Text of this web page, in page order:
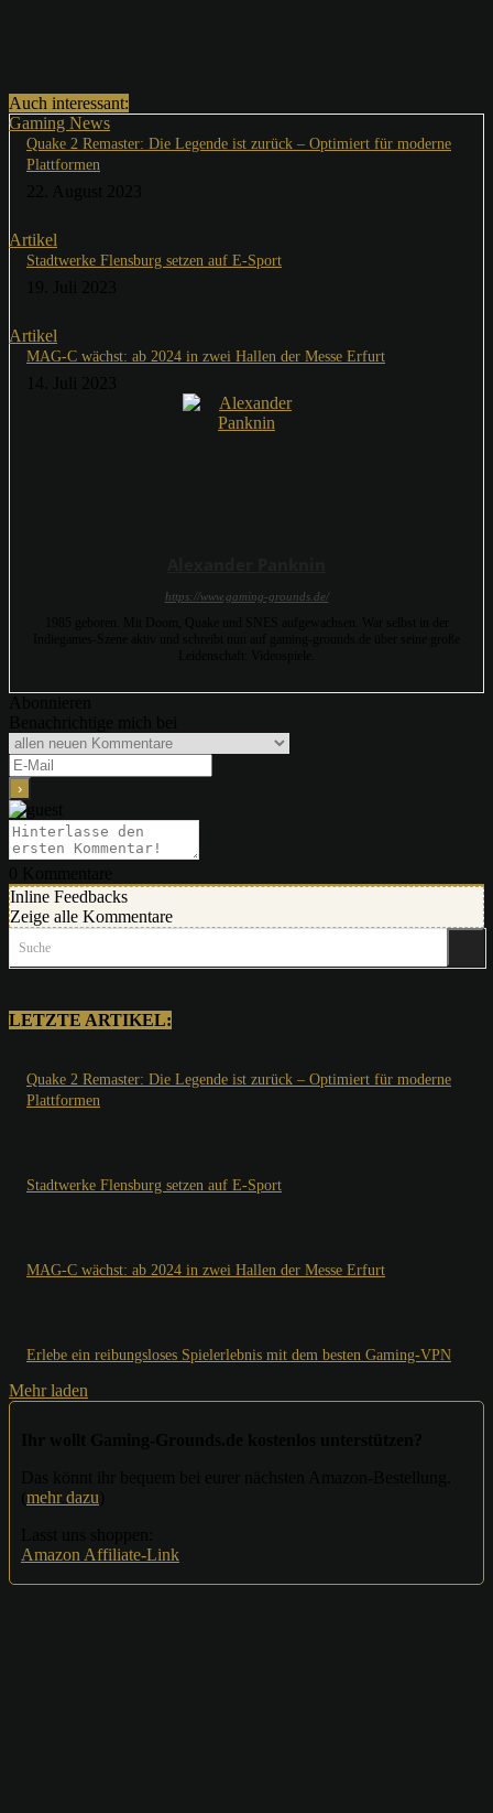
Auch interessant:
Gaming News
Quake 2 Remaster: Die Legende ist zurück – Optimiert für moderne
Plattformen
Artikel
Stadtwerke Flensburg setzen auf E-Sport
Artikel
MAG-C wächst: ab 2024 in zwei Hallen der Messe Erfurt
https://www.gaming-grounds.de/
Inline Feedbacks
Zeige alle Kommentare
Suche
LETZTE ARTIKEL:
Quake 2 Remaster: Die Legende ist zurück – Optimiert für moderne
Plattformen
Stadtwerke Flensburg setzen auf E-Sport
MAG-C wächst: ab 2024 in zwei Hallen der Messe Erfurt
Erlebe ein reibungsloses Spielerlebnis mit dem besten Gaming-VPN
Mehr laden
mehr dazu
Amazon Affiliate-Link